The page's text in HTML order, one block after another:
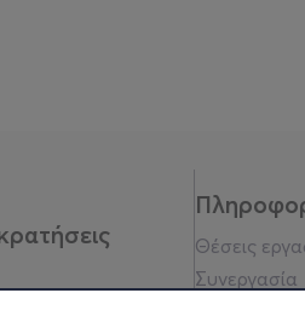
Θέσεις
Συνεργασία